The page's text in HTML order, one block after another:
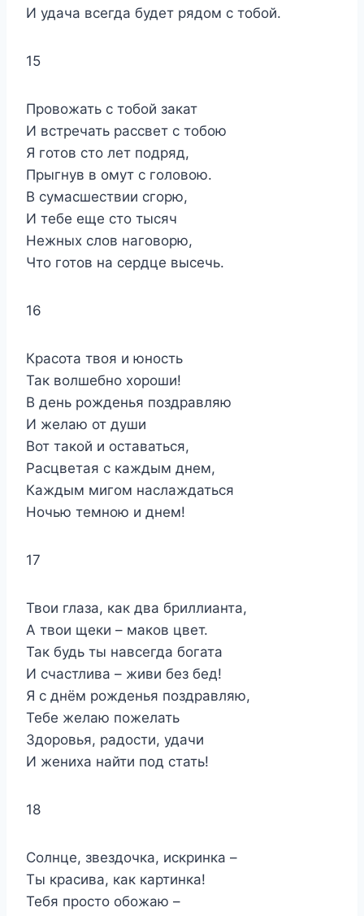
И удача всегда будет рядом с тобой.
15
Провожать с тобой закат
И встречать рассвет с тобою
Я готов сто лет подряд,
Прыгнув в омут с головою.
В сумасшествии сгорю,
И тебе еще сто тысяч
Нежных слов наговорю,
Что готов на сердце высечь.
16
Красота твоя и юность
Так волшебно хороши!
В день рожденья поздравляю
И желаю от души
Вот такой и оставаться,
Расцветая с каждым днем,
Каждым мигом наслаждаться
Ночью темною и днем!
17
Твои глаза, как два бриллианта,
А твои щеки – маков цвет.
Так будь ты навсегда богата
И счастлива – живи без бед!
Я с днём рожденья поздравляю,
Тебе желаю пожелать
Здоровья, радости, удачи
И жениха найти под стать!
18
Солнце, звездочка, искринка –
Ты красива, как картинка!
Тебя просто обожаю –